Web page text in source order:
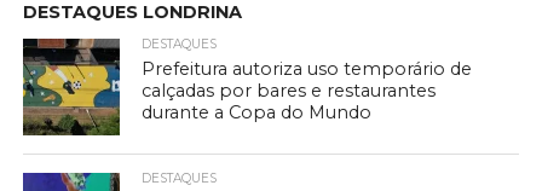
DESTAQUES LONDRINA
DESTAQUES
Prefeitura autoriza uso temporário de
calçadas por bares e restaurantes
durante a Copa do Mundo
DESTAQUES